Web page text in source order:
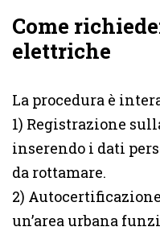
Come
elettriche
La procedura è
1) Registrazione
inserendo i dati
da rottamare.
2)
un’area urbana